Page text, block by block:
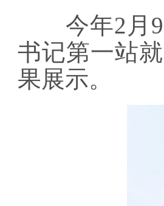
今年2月9
书记第一站
果展示。